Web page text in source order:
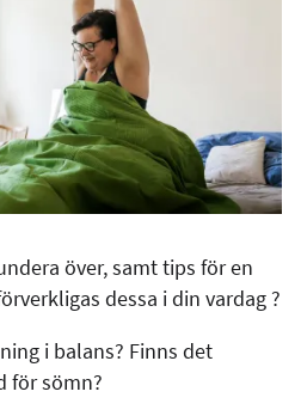
över, samt tips för en
dessa i din vardag ?
i balans? Finns det
för sömn?